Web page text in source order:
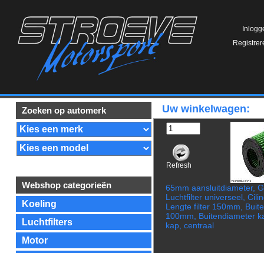
Zoeken op automerk
Webshop categorieën
Koeling
Luchtfilters
Motor
Uw winkelwagen:
Refresh
65mm aansluitdiameter,
Luchtfilter universeel,
Lengte filter 150mm,
100mm, Buitendiameter
kap, centraal